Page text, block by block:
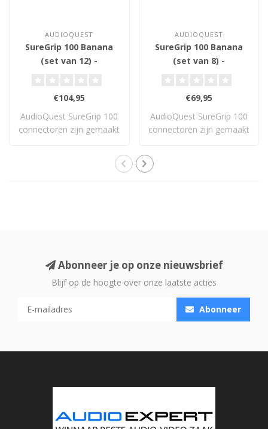
AUDIOQUEST
SureGrip 100 Banana
(set van 12) -
€104,95
AudioQuest SureGrip 100
connectoren zijn gemaakt
AUDIOQUEST
SureGrip 100 Banana
(set van 8) -
€69,95
AudioQuest SureGrip 100
connectoren zijn gemaakt
Abonneer je op onze nieuwsbrief
Blijf op de hoogte over onze laatste acties
Abonneer